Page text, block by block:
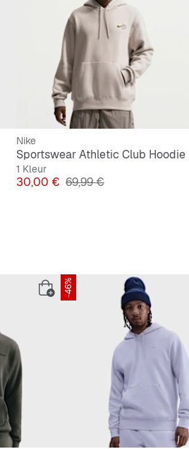
Nike
Sportswear Athletic Club Hoodie
1 Kleur
Prijs
30,00 € Originele Prijs
69,99 €
-46%